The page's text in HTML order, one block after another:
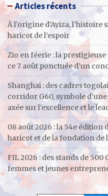
c
h
Articles récents
À l’origine d’Ayiza,
haricot de l’espoir
Zio en féerie : la
ce 7 août ponctuée d’un
Shanghai : des cadres
corridor G60, symbole
axée sur l’excellence et le
08 août 2026 : la 54e édition
haricot et de la fondation de
FIL 2026 : des stands de 500
femmes et jeunes